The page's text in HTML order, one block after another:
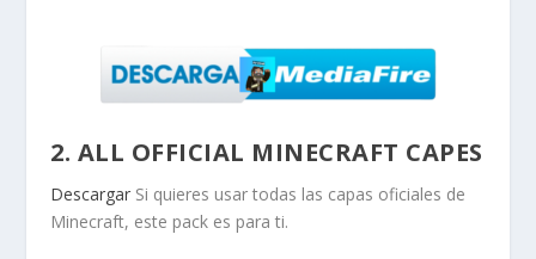
2. ALL OFFICIAL MINECRAFT CAPES
Descargar Si quieres usar todas las capas oficiales de
Minecraft, este pack es para ti.